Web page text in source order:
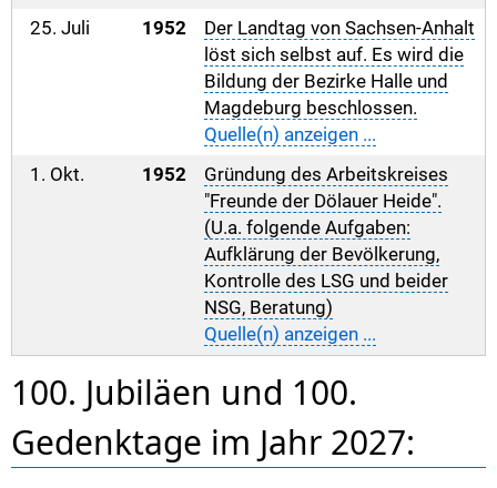
25. Juli
1952
Der Landtag von Sachsen-Anhalt
löst sich selbst auf. Es wird die
Bildung der Bezirke Halle und
Magdeburg beschlossen.
Quelle(n) anzeigen ...
1. Okt.
1952
Gründung des Arbeitskreises
"Freunde der Dölauer Heide".
(U.a. folgende Aufgaben:
Aufklärung der Bevölkerung,
Kontrolle des LSG und beider
NSG, Beratung)
Quelle(n) anzeigen ...
100. Jubiläen und 100.
Gedenktage im Jahr 2027: